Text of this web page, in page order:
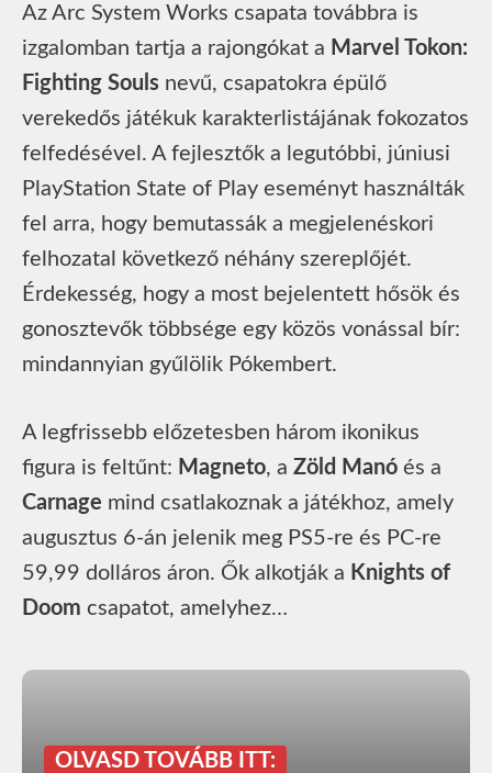
Az Arc System Works csapata továbbra is
izgalomban tartja a rajongókat a Marvel Tokon:
Fighting Souls nevű, csapatokra épülő
verekedős játékuk karakterlistájának fokozatos
felfedésével. A fejlesztők a legutóbbi, júniusi
PlayStation State of Play eseményt használták
fel arra, hogy bemutassák a megjelenéskori
felhozatal következő néhány szereplőjét.
Érdekesség, hogy a most bejelentett hősök és
gonosztevők többsége egy közös vonással bír:
mindannyian gyűlölik Pókembert.
A legfrissebb előzetesben három ikonikus
figura is feltűnt: Magneto, a Zöld Manó és a
Carnage mind csatlakoznak a játékhoz, amely
augusztus 6-án jelenik meg PS5-re és PC-re
59,99 dolláros áron. Ők alkotják a Knights of
Doom csapatot, amelyhez…
OLVASD TOVÁBB ITT: